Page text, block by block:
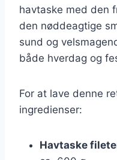
havtaske med den
den nøddeagtige
sund og
både hverdag og
For at lave denne
ingredienser:
Havtaske